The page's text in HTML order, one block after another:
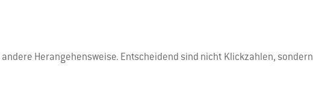
Herangehensweise. Entscheidend sind nicht Klickzahlen,